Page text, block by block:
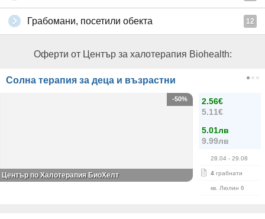
Грабомани, посетили обекта 12
Оферти от Център за халотерапия Biohealth:
Солна терапия за деца и възрастни
2.56€
5.11€
5.01лв
9.99лв
28.04 - 29.08
4 грабнати
кв. Люлин 6
-50%
Център по Халотерапия БиоХелт